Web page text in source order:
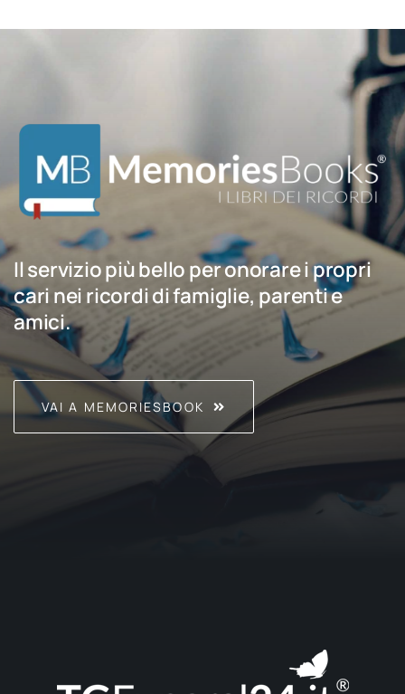
Il servizio più bello per onorare i propri
cari nei ricordi di famiglie, parenti e
amici.
VAI A MEMORIESBOOK